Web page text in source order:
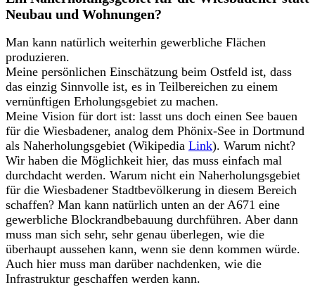
Neubau und Wohnungen?
Man kann natürlich weiterhin gewerbliche Flächen
produzieren.
Meine persönlichen Einschätzung beim Ostfeld ist, dass
das einzig Sinnvolle ist, es in Teilbereichen zu einem
vernünftigen Erholungsgebiet zu machen.
Meine Vision für dort ist: lasst uns doch einen See bauen
für die Wiesbadener, analog dem Phönix-See in Dortmund
als Naherholungsgebiet (Wikipedia Link). Warum nicht?
Wir haben die Möglichkeit hier, das muss einfach mal
durchdacht werden. Warum nicht ein Naherholungsgebiet
für die Wiesbadener Stadtbevölkerung in diesem Bereich
schaffen? Man kann natürlich unten an der A671 eine
gewerbliche Blockrandbebauung durchführen. Aber dann
muss man sich sehr, sehr genau überlegen, wie die
überhaupt aussehen kann, wenn sie denn kommen würde.
Auch hier muss man darüber nachdenken, wie die
Infrastruktur geschaffen werden kann.